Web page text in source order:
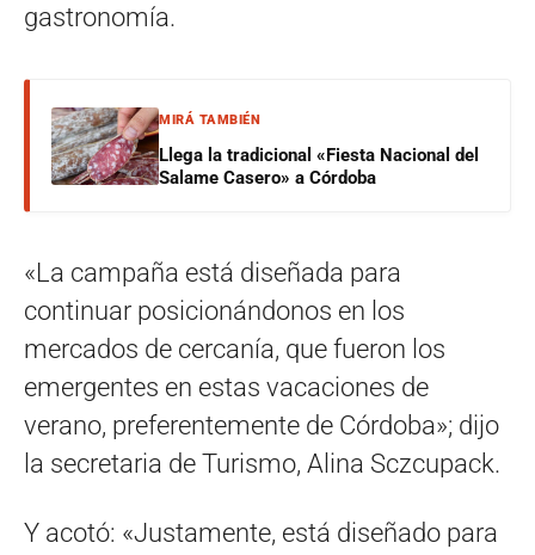
gastronomía.
MIRÁ TAMBIÉN
Llega la tradicional «Fiesta Nacional del
Salame Casero» a Córdoba
«La campaña está diseñada para
continuar posicionándonos en los
mercados de cercanía, que fueron los
emergentes en estas vacaciones de
verano, preferentemente de Córdoba»; dijo
la secretaria de Turismo, Alina Sczcupack.
Y acotó: «Justamente, está diseñado para